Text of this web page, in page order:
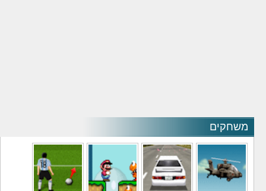
משחקים